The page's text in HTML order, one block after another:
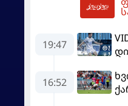
19:47
16:52